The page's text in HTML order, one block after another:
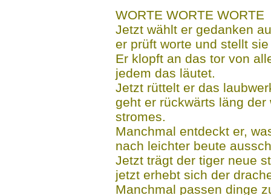
WORTE WORTE WORTE
Jetzt wählt er gedanken
er prüft worte und stellt
Er klopft an das tor von
jedem das läutet.
Jetzt rüttelt er das
geht er rückwärts läng
stromes.
Manchmal entdeckt er,
nach leichter beute
Jetzt trägt der tiger neue
jetzt erhebt sich der
Manchmal passen dinge